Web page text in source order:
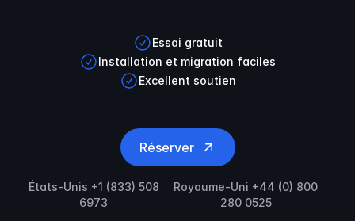
Essai gratuit
Installation et migration faciles
Excellent soutien
Réserver
États-Unis +1 (833) 508
6973
Royaume-Uni +44 (0) 800
280 0525